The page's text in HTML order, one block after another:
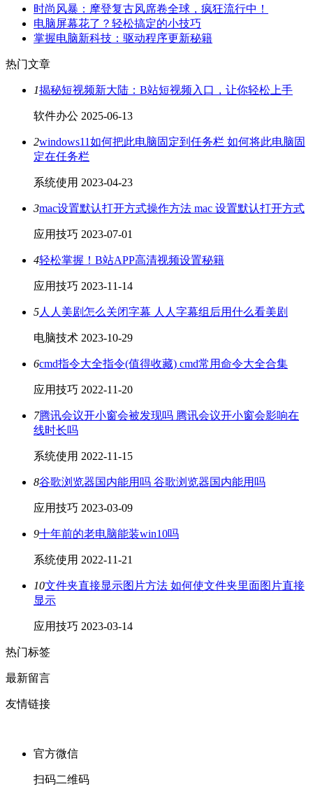
时尚风暴：摩登复古风席卷全球，疯狂流行中！
电脑屏幕花了？轻松搞定的小技巧
掌握电脑新科技：驱动程序更新秘籍
热门文章
1揭秘短视频新大陆：B站短视频入口，让你轻松上手
软件办公 2025-06-13
2windows11如何把此电脑固定到任务栏 如何将此电脑固
定在任务栏
系统使用 2023-04-23
3mac设置默认打开方式操作方法 mac 设置默认打开方式
应用技巧 2023-07-01
4轻松掌握！B站APP高清视频设置秘籍
应用技巧 2023-11-14
5人人美剧怎么关闭字幕 人人字幕组后用什么看美剧
电脑技术 2023-10-29
6cmd指令大全指令(值得收藏) cmd常用命令大全合集
应用技巧 2022-11-20
7腾讯会议开小窗会被发现吗 腾讯会议开小窗会影响在
线时长吗
系统使用 2022-11-15
8谷歌浏览器国内能用吗 谷歌浏览器国内能用吗
应用技巧 2023-03-09
9十年前的老电脑能装win10吗
系统使用 2022-11-21
10文件夹直接显示图片方法 如何使文件夹里面图片直接
显示
应用技巧 2023-03-14
热门标签
最新留言
友情链接
官方微信
扫码二维码